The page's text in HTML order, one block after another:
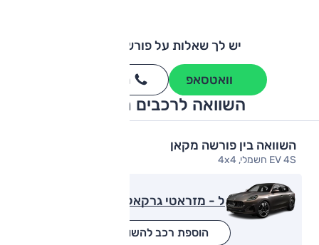
יש לך שאלות על פורשה מקאן?
וואטסאפ חייגו
השוואה לרכבים מתחרים
השוואה בין פורשה מקאן
EV 4S חשמלי, 4x4
ל - מזראטי גרקאלה
הוספת רכב להשוואה